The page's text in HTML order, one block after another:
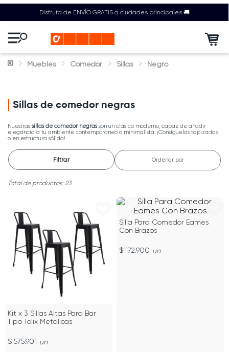
Disfruta de ENVÍO GRATIS a ciudades principales 🚚
Muebles Comedor Sillas Negro
Sillas de comedor negras
Nuestras sillas de comedor negrasson un clásico moderno, capaz de añadir
elegancia a tu ambiente contemporáneo o minimalista. ¡Consíguelas tapizadas
o en estructura sólida!
Filtrar Ordenar por
23
Kit x 3 Sillas Altas Para Bar
Tipo Tolix Metalicas
$ 575.901 un
Silla Para Comedor Eames
Con Brazos
$ 172.900 un